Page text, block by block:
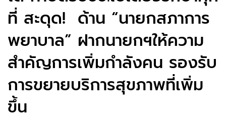
ที่ สะดุด! ด้าน “นายกสภาการ
พยาบาล” ฝากนายกฯให้ความ
สำคัญการเพิ่มกำลังคน รองรับ
การขยายบริการสุขภาพที่เพิ่ม
ขึ้น